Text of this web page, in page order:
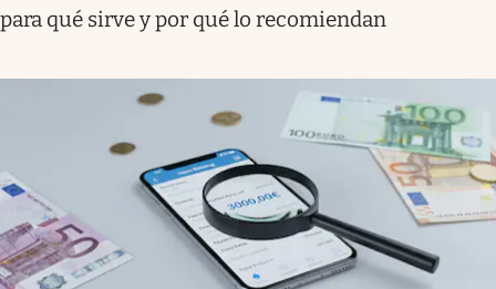
para qué sirve y por qué lo recomiendan